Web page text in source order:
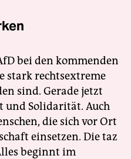
bei den kommenden
stark rechtsextreme
sind. Gerade jetzt
und Solidarität. Auch
die sich vor Ort
einsetzen. Die taz
beginnt im